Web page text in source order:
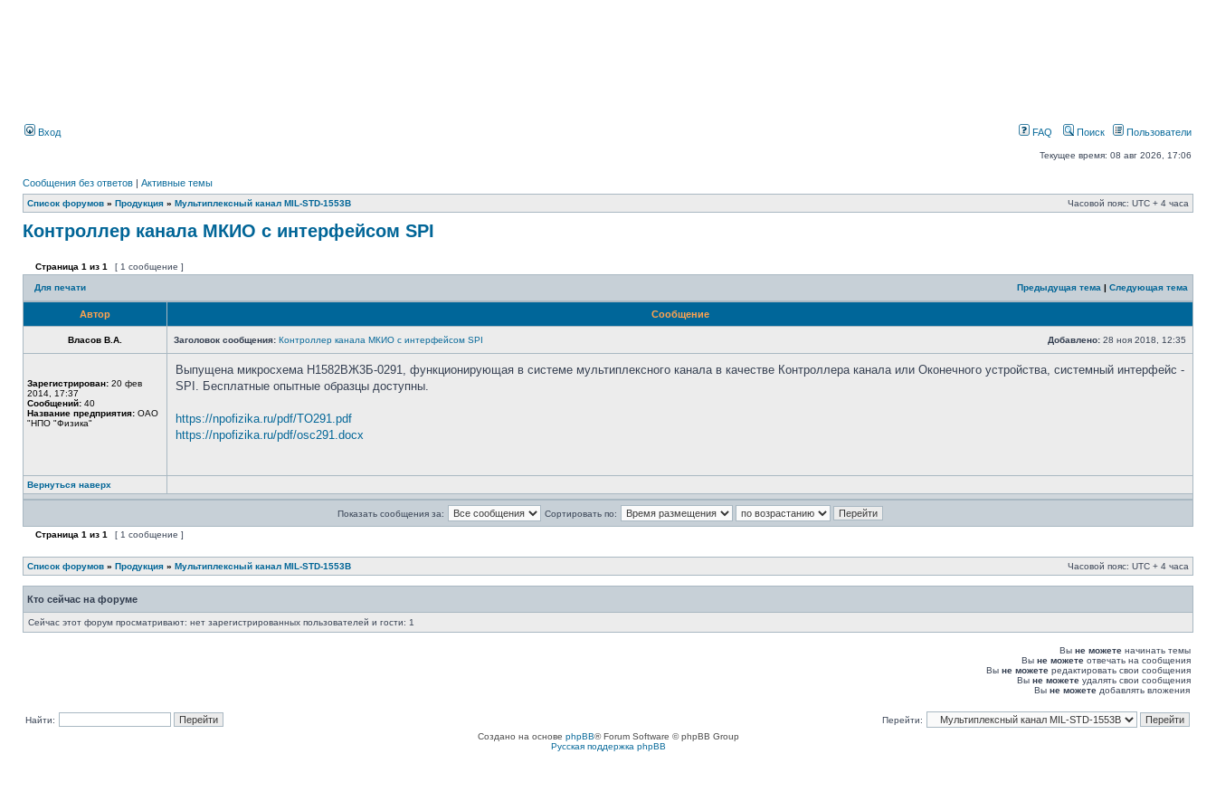
Вход FAQ Поиск Пользователи
Текущее время: 08 авг 2026, 17:06
Сообщения без ответов | Активные темы
Список форумов » Продукция » Мультиплексный канал MIL-STD-1553B Часовой пояс: UTC + 4 часа
Контроллер канала МКИО с интерфейсом SPI
Страница 1 из 1 [ 1 сообщение ]
Для печати Предыдущая тема | Следующая тема
Автор Сообщение
Власов В.А. Заголовок сообщения: Контроллер канала МКИО с интерфейсом SPI Добавлено: 28 ноя 2018, 12:35
Зарегистрирован: 20 фев
2014, 17:37
Сообщений: 40
Название предприятия: ОАО
"НПО "Физика"
Выпущена микросхема Н1582ВЖ3Б-0291, функционирующая в системе мультиплексного канала в качестве Контроллера канала или Оконечного устройства, системный интерфейс -
SPI. Бесплатные опытные образцы доступны.
https://npofizika.ru/pdf/TO291.pdf
https://npofizika.ru/pdf/osc291.docx
Вернуться наверх
Показать сообщения за: Сортировать по:
Страница 1 из 1 [ 1 сообщение ]
Список форумов » Продукция » Мультиплексный канал MIL-STD-1553B Часовой пояс: UTC + 4 часа
Кто сейчас на форуме
Сейчас этот форум просматривают: нет зарегистрированных пользователей и гости: 1
Вы не можете начинать темы
Вы не можете отвечать на сообщения
Вы не можете редактировать свои сообщения
Вы не можете удалять свои сообщения
Вы не можете добавлять вложения
Найти:
Перейти:
Создано на основе phpBB® Forum Software © phpBB Group
Русская поддержка phpBB